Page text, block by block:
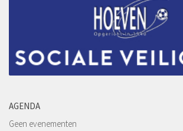
Hoofdsponsoren
Sponsordeuren
AGENDA
Geen evenementen